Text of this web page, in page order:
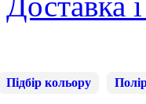
Підбір кольору